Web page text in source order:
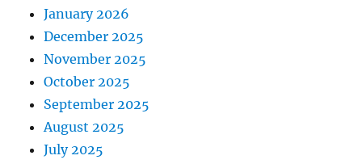
January 2026
December 2025
November 2025
October 2025
September 2025
August 2025
July 2025